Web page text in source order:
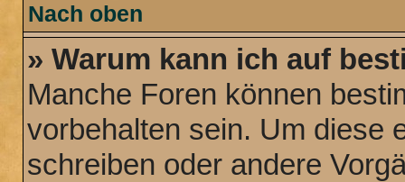
Nach oben
» Warum kann ich auf
Manche Foren können
vorbehalten sein. Um diese
schreiben oder andere